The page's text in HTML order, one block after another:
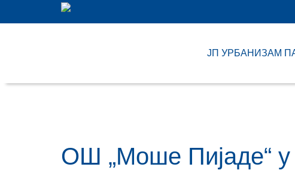
ЈП УРБАНИЗАМ
ОШ „Моше Пијаде“